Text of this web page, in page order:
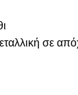
σε